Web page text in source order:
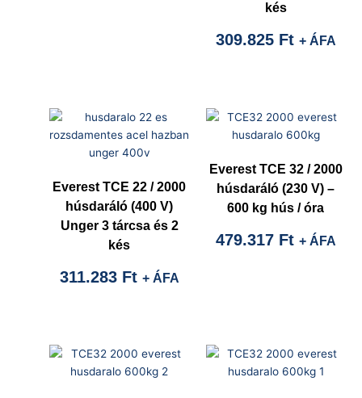
kés
309.825 Ft + ÁFA
Everest TCE 22 / 2000
húsdaráló (400 V)
Unger 3 tárcsa és 2
kés
311.283 Ft + ÁFA
Everest TCE 32 / 2000
húsdaráló (230 V) –
600 kg hús / óra
479.317 Ft + ÁFA